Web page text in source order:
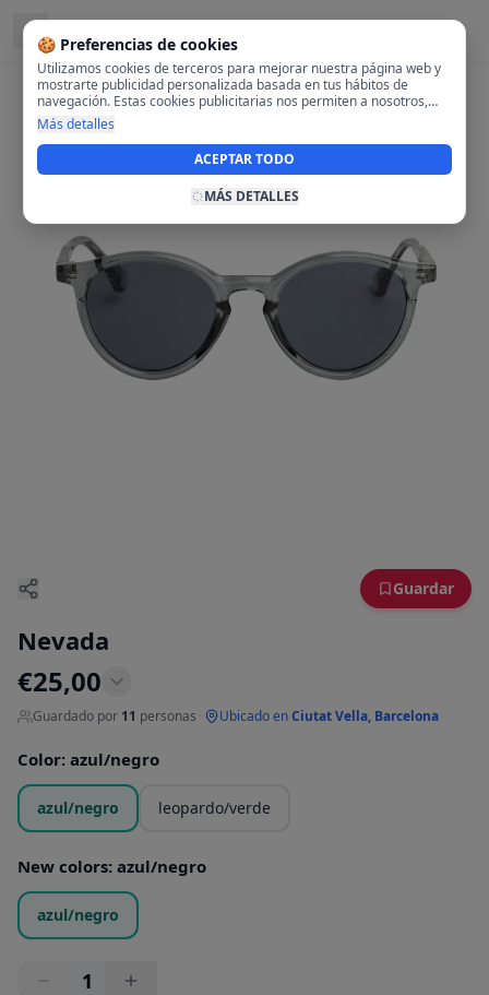
🍪 Preferencias de cookies
Utilizamos cookies de terceros para mejorar nuestra página web y
mostrarte publicidad personalizada basada en tus hábitos de
navegación. Estas cookies publicitarias nos permiten a nosotros,
analizar tu navegación en nuestra página y en internet para
mostrarte anuncios relevantes para ti. Al activarlas, aceptas el uso
de cookies para fines publicitarios y la recopilación y tratamiento de
tus datos de navegación, incluyendo la posible compartición de
Más detalles
ACEPTAR TODO
MÁS DETALLES
Guardar
Nevada
€25,00
Guardado por 11 personas Ubicado enCiutat Vella, Barcelona
Color: azul/negro
azul/negro leopardo/verde
New colors: azul/negro
azul/negro
1